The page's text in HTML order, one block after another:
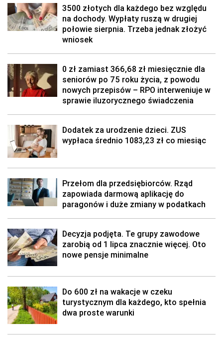
3500 złotych dla każdego bez względu
na dochody. Wypłaty ruszą w drugiej
połowie sierpnia. Trzeba jednak złożyć
wniosek
0 zł zamiast 366,68 zł miesięcznie dla
seniorów po 75 roku życia, z powodu
nowych przepisów – RPO interweniuje w
sprawie iluzorycznego świadczenia
Dodatek za urodzenie dzieci. ZUS
wypłaca średnio 1083,23 zł co miesiąc
Przełom dla przedsiębiorców. Rząd
zapowiada darmową aplikację do
paragonów i duże zmiany w podatkach
Decyzja podjęta. Te grupy zawodowe
zarobią od 1 lipca znacznie więcej. Oto
nowe pensje minimalne
Do 600 zł na wakacje w czeku
turystycznym dla każdego, kto spełnia
dwa proste warunki